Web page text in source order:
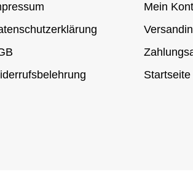
Mein
Startseite